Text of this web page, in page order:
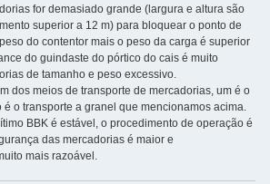
for demasiado grande (largura e altura são
superior a 12 m) para bloquear o ponto de
do contentor mais o peso da carga é superior
do guindaste do pórtico do cais é muito
de tamanho e peso excessivo.
dos meios de transporte de mercadorias, um é o
é o transporte a granel que mencionamos acima.
BBK é estável, o procedimento de operação é
das mercadorias é maior e
mais razoável.